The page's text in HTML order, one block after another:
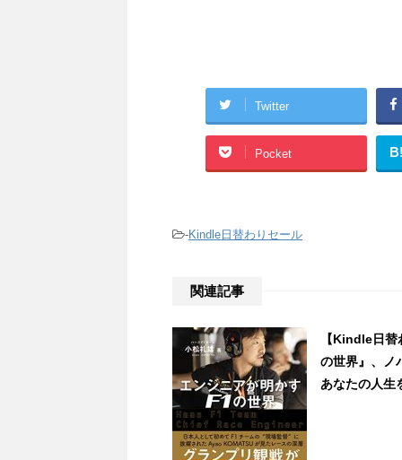
Twitter
Pocket B!
-Kindle日替わりセール
関連記事
【Kindle日
の世界』、ノ
あなたの人生